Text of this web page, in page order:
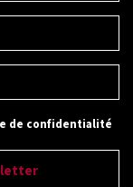
de confidentialité